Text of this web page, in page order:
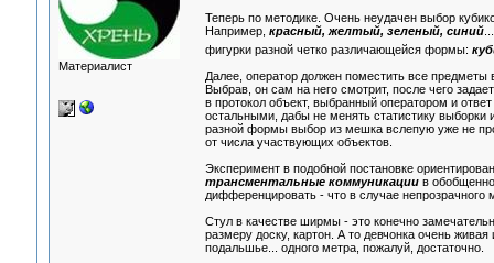
Материалист
Теперь по методике. Очень неудачен выбор
Например, красный, желтый, зеленый, синий
фигурки разной четко различающейся формы:
Далее, оператор должен поместить все
Выбрав, он сам на него смотрит, после чего
в протокол объект, выбранный оператором и
остальными, дабы не менять статистику выборки
разной формы выбор из мешка вслепую уже не
от числа участвующих объектов.
Эксперимент в подобной постановке
трансментальные коммуникациив
дифференцировать - что в случае непрозрачного
Стул в качестве ширмы - это конечно
размеру доску, картон. А то девчонка очень
подальшье... одного метра, пожалуй, достаточно.